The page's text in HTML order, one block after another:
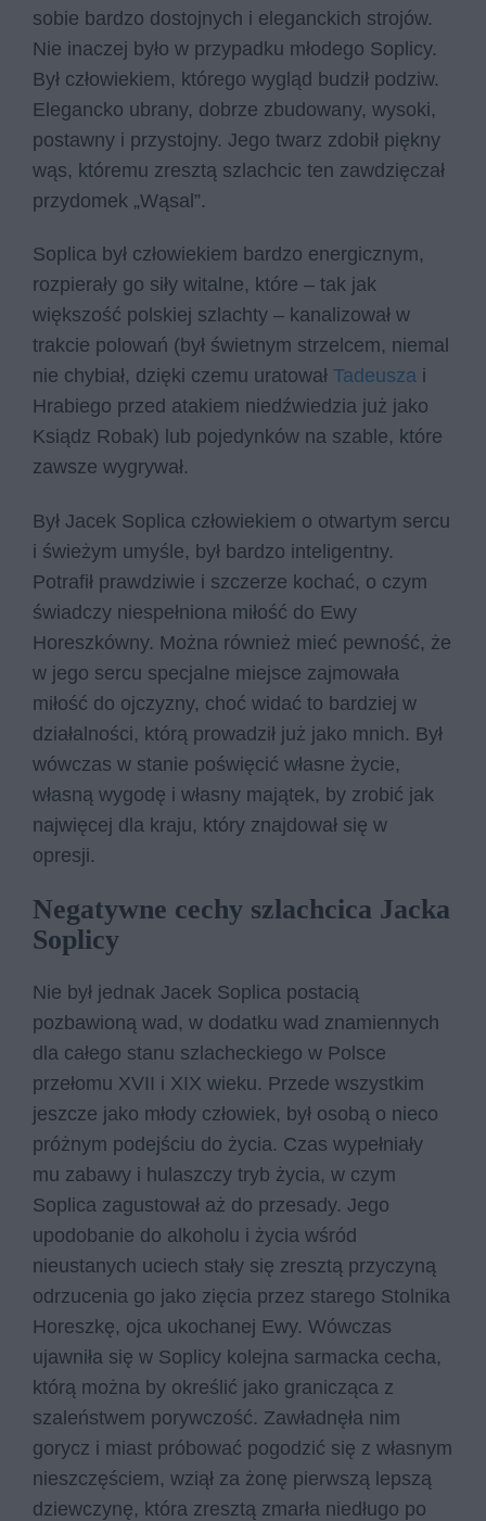
sobie bardzo dostojnych i eleganckich strojów.
Nie inaczej było w przypadku młodego Soplicy.
Był człowiekiem, którego wygląd budził podziw.
Elegancko ubrany, dobrze zbudowany, wysoki,
postawny i przystojny. Jego twarz zdobił piękny
wąs, któremu zresztą szlachcic ten zawdzięczał
przydomek „Wąsal”.
Soplica był człowiekiem bardzo energicznym,
rozpierały go siły witalne, które – tak jak
większość polskiej szlachty – kanalizował w
trakcie polowań (był świetnym strzelcem, niemal
nie chybiał, dzięki czemu uratował Tadeusza i
Hrabiego przed atakiem niedźwiedzia już jako
Ksiądz Robak) lub pojedynków na szable, które
zawsze wygrywał.
Był Jacek Soplica człowiekiem o otwartym sercu
i świeżym umyśle, był bardzo inteligentny.
Potrafił prawdziwie i szczerze kochać, o czym
świadczy niespełniona miłość do Ewy
Horeszkówny. Można również mieć pewność, że
w jego sercu specjalne miejsce zajmowała
miłość do ojczyzny, choć widać to bardziej w
działalności, którą prowadził już jako mnich. Był
wówczas w stanie poświęcić własne życie,
własną wygodę i własny majątek, by zrobić jak
najwięcej dla kraju, który znajdował się w
opresji.
Negatywne cechy szlachcica Jacka
Soplicy
Nie był jednak Jacek Soplica postacią
pozbawioną wad, w dodatku wad znamiennych
dla całego stanu szlacheckiego w Polsce
przełomu XVII i XIX wieku. Przede wszystkim
jeszcze jako młody człowiek, był osobą o nieco
próżnym podejściu do życia. Czas wypełniały
mu zabawy i hulaszczy tryb życia, w czym
Soplica zagustował aż do przesady. Jego
upodobanie do alkoholu i życia wśród
nieustanych uciech stały się zresztą przyczyną
odrzucenia go jako zięcia przez starego Stolnika
Horeszkę, ojca ukochanej Ewy. Wówczas
ujawniła się w Soplicy kolejna sarmacka cecha,
którą można by określić jako granicząca z
szaleństwem porywczość. Zawładnęła nim
gorycz i miast próbować pogodzić się z własnym
nieszczęściem, wziął za żonę pierwszą lepszą
dziewczynę, która zresztą zmarła niedługo po